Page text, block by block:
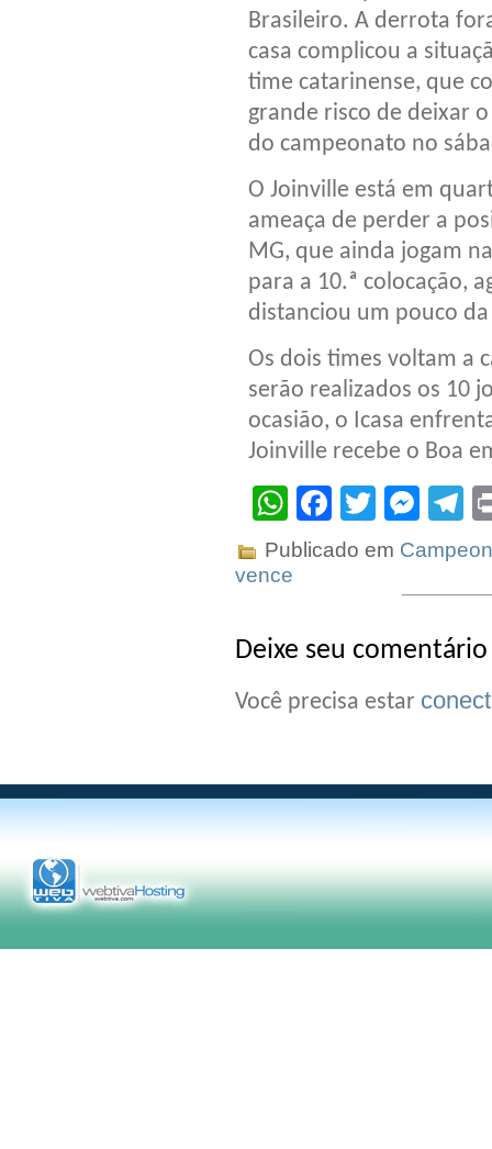
Brasileiro. A derrota
casa complicou a
time catarinense, que
grande risco de deixar
do campeonato no
O Joinville está em
ameaça de perder a
MG, que ainda jogam
para a 10.ª colocação,
distanciou um pouco
Os dois times voltam a
serão realizados os 10
ocasião, o Icasa
Joinville recebe o Boa
WhatsApp
Facebook
Twitter
Publicado em
vence
Deixe seu comentário
Você precisa estar